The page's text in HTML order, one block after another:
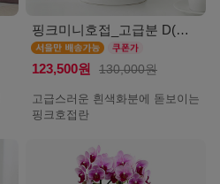
핑크미니호접_고급분 D(서울)
123,500원 130,000원
고급스러운 흰색화분에 돋보이는
핑크호접란